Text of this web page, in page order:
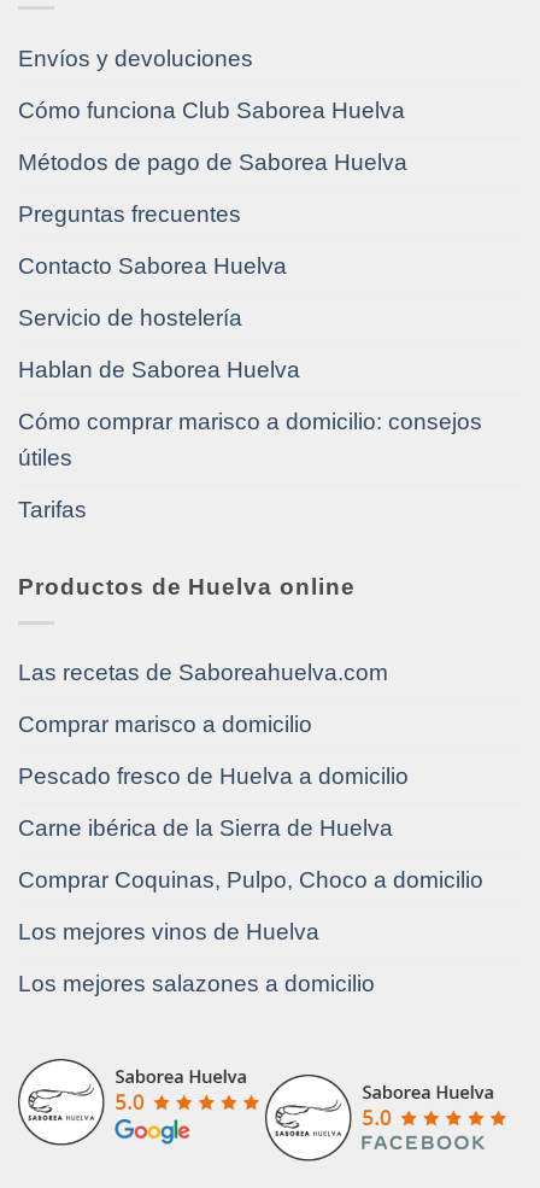
Envíos y devoluciones
Cómo funciona Club Saborea Huelva
Métodos de pago de Saborea Huelva
Preguntas frecuentes
Contacto Saborea Huelva
Servicio de hostelería
Hablan de Saborea Huelva
Cómo comprar marisco a domicilio: consejos
útiles
Tarifas
Productos de Huelva online
Las recetas de Saboreahuelva.com
Comprar marisco a domicilio
Pescado fresco de Huelva a domicilio
Carne ibérica de la Sierra de Huelva
Comprar Coquinas, Pulpo, Choco a domicilio
Los mejores vinos de Huelva
Los mejores salazones a domicilio